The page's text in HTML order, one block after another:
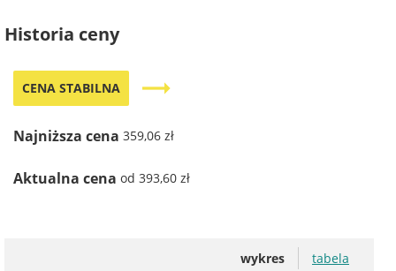
Historia ceny
CENA STABILNA trending_flat
Najniższa cena 359,06 zł
Aktualna cena od 393,60 zł
wykres tabela